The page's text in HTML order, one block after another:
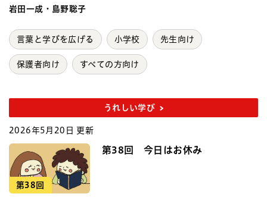
岩田一成・島野聡子
言葉と学びを広げる 小学校 先生向け
保護者向け すべての方向け
うれしい学び
2026年5月20日 更新
第38回
第38回 今日はお休み